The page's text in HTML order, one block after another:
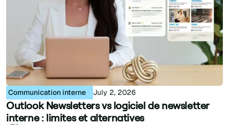
Communication interne July 2, 2026
Outlook Newsletters vs logiciel de newsletter
interne : limites et alternatives